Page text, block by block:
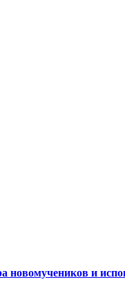
новомучеников и